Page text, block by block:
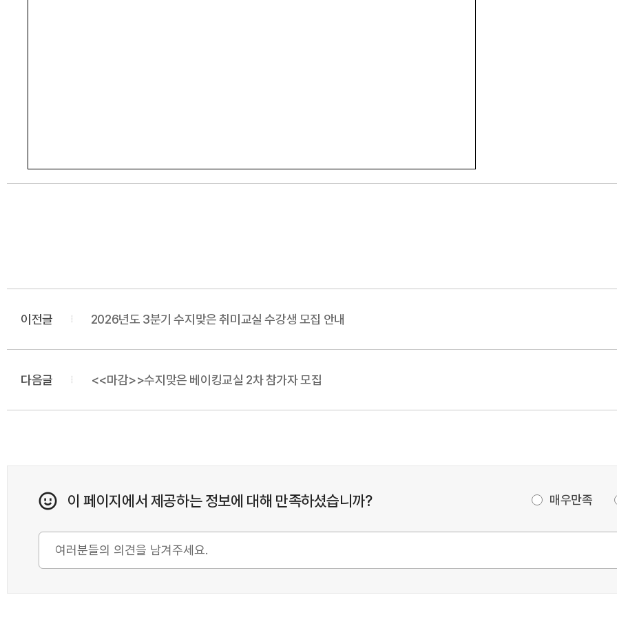
이전글 2026년도 3분기 수지맞은 취미교실 수강생 모집 안내
다음글 <<마감>>수지맞은 베이킹교실 2차 참가자 모집
이 페이지에서 제공하는 정보에 대해 만족하셨습니까? 매우만족